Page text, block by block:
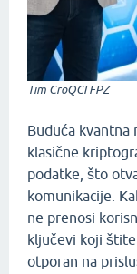
Tim CroQCI FPZ
Buduća kvantna
klasične
podatke, što
komunikacije.
ne prenosi
ključevi koji
otporan na